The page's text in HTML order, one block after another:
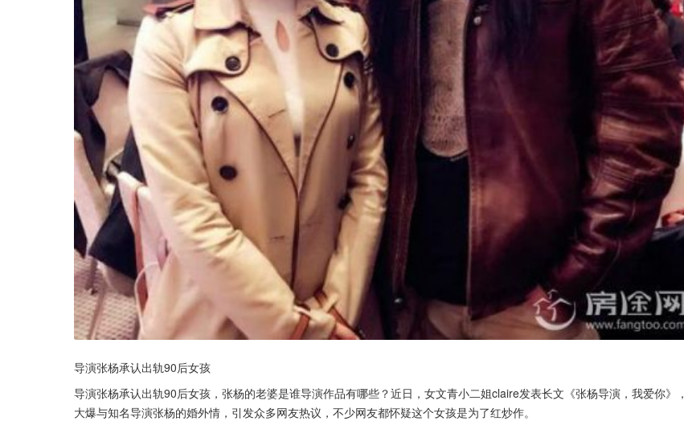
导演张杨承认出轨90后女孩
导演张杨承认出轨90后女孩，张杨的老婆是谁导演作品有哪些？近日，女文青小二姐claire发表长文《张杨导演，我爱你》，
大爆与知名导演张杨的婚外情，引发众多网友热议，不少网友都怀疑这个女孩是为了红炒作。